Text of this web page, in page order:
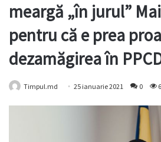
meargă „în jurul”
pentru că e prea
dezamăgirea în
Timpul.md 25 ianuarie 2021 0 6